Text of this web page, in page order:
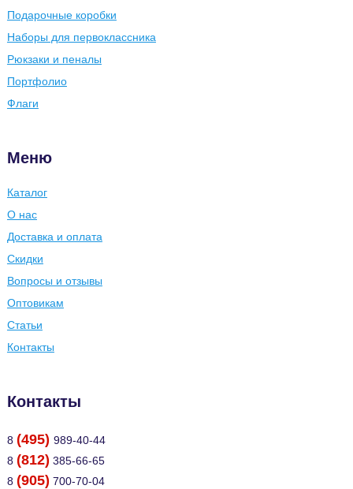
Подарочные коробки
Наборы для первоклассника
Рюкзаки и пеналы
Портфолио
Флаги
Меню
Каталог
О нас
Доставка и оплата
Скидки
Вопросы и отзывы
Оптовикам
Статьи
Контакты
Контакты
8 (495) 989-40-44
8 (812) 385-66-65
8 (905) 700-70-04